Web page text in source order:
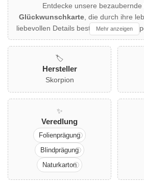
Entdecke unsere bezaubernde
Glückwunschkarte, die durch ihre
liebevollen Details besticht. Diese
Fische, eine leuchtende Kerze und
den besonderen Anlass perfekt
Folienprägung auf Naturkarton
Familien und Freunde, die besondere
möchten. Ein farblich passender
Lieferumfang enthalten. Ein Highlight
Kommunion!
Mehr anzeigen
🏷️
Hersteller
Skorpion
✨
Veredlung
Folienprägung
Blindprägung
Naturkarton